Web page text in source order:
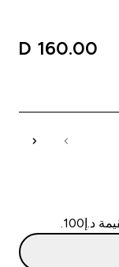
160.00 AED‎